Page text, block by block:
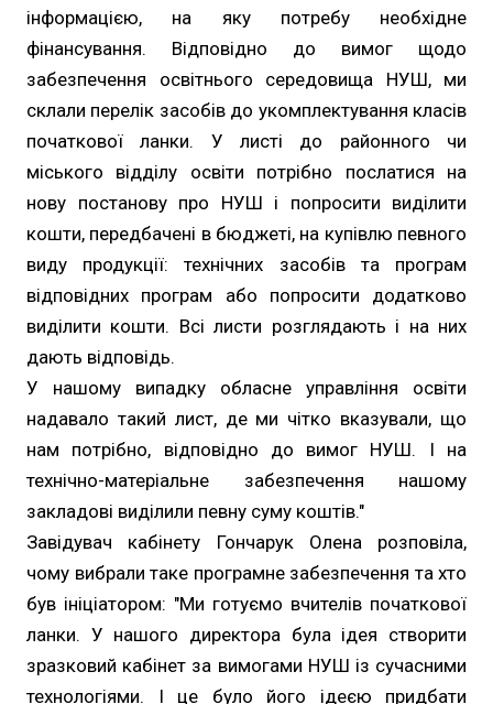
інформацією, на яку потребу необхідне
фінансування. Відповідно до вимог щодо
забезпечення освітнього середовища НУШ, ми
склали перелік засобів до укомплектування класів
початкової ланки. У листі до районного чи
міського відділу освіти потрібно послатися на
нову постанову про НУШ і попросити виділити
кошти, передбачені в бюджеті, на купівлю певного
виду продукції: технічних засобів та програм
відповідних програм або попросити додатково
виділити кошти. Всі листи розглядають і на них
дають відповідь.
У нашому випадку обласне управління освіти
надавало такий лист, де ми чітко вказували, що
нам потрібно, відповідно до вимог НУШ. І на
технічно-матеріальне забезпечення нашому
закладові виділили певну суму коштів."
Завідувач кабінету Гончарук Олена розповіла,
чому вибрали таке програмне забезпечення та хто
був ініціатором: "Ми готуємо вчителів початкової
ланки. У нашого директора була ідея створити
зразковий кабінет за вимогами НУШ із сучасними
технологіями. І це було його ідеєю придбати